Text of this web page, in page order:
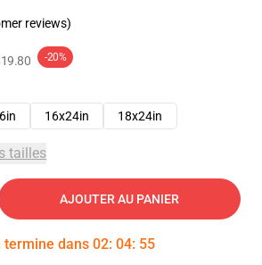
reviews)
-20%
16x24in 18x24in
tailles
AJOUTER AU PANIER
termine dans 02: 04: 54